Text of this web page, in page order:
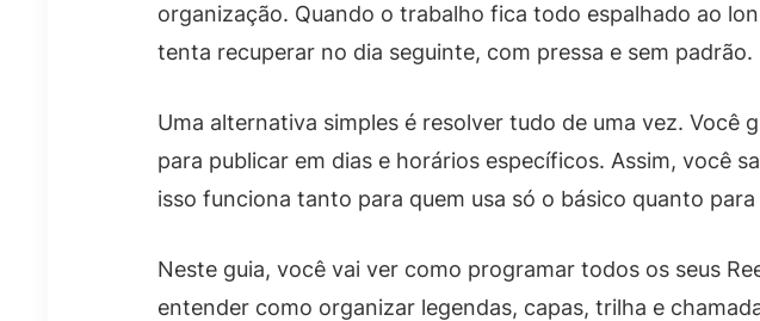
organização. Quando o trabalho fica todo espalhado ao
tenta recuperar no dia seguinte, com pressa e sem padrão.
Uma alternativa simples é resolver tudo de uma vez.
para publicar em dias e horários específicos. Assim, você
isso funciona tanto para quem usa só o básico quanto
Neste guia, você vai ver como programar todos os seus
entender como organizar legendas, capas, trilha e